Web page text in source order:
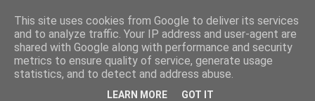
This site uses cookies from Google to deliver its services
and to analyze traffic. Your IP address and user-agent are
shared with Google along with performance and security
metrics to ensure quality of service, generate usage
statistics, and to detect and address abuse.
LEARN MORE GOT IT